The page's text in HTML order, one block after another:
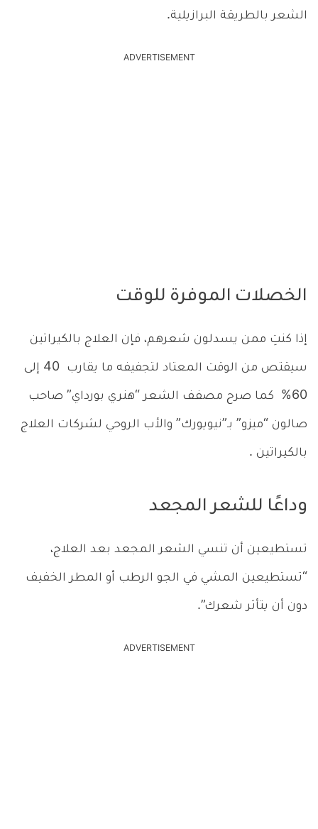
الشعر بالطريقة البرازيلية.
ADVERTISEMENT
الخصلات الموفرة للوقت
إذا كنتِ ممن يسدلون شعرهم، فإن العلاج بالكيراتين
سيقتص من الوقت المعتاد لتجفيفه ما يقارب 40 إلى
60% كما صرح مصفف الشعر “هنري بورداي” صاحب
صالون “ميزو” بـ”نيويورك” والأب الروحي لشركات العلاج
بالكيراتين .
وداعًا للشعر المجعد
تستطيعين أن تنسي الشعر المجعد بعد العلاج،
“تستطيعين المشي في الجو الرطب أو المطر الخفيف
دون أن يتأثر شعرك”.
ADVERTISEMENT